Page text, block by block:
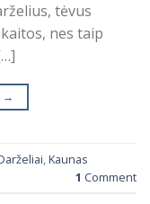
tėvus
nes taip
→
,Kaunas
1 Comment